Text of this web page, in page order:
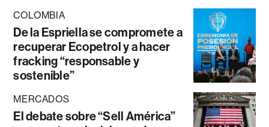
COLOMBIA
De la Espriella se compromete a
recuperar Ecopetrol y a hacer
fracking “responsable y
sostenible”
MERCADOS
El debate sobre “Sell América”